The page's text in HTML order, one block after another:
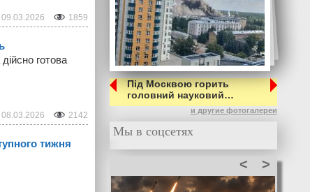
09.03.2026 1859
готова
08.03.2026 2142
тижня
Під Москвою горить
головний науковий…
и другие фотогалереи
Мы в соцсетях
>
<